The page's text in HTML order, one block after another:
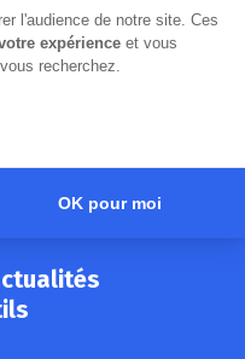
l'audience de notre site. Ces
expérience et vous
recherchez.
OK pour moi
et de gérer vos